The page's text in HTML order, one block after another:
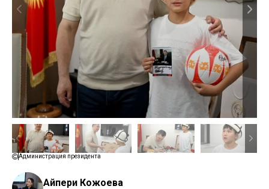
Администрация президента
Айпери Кожоева